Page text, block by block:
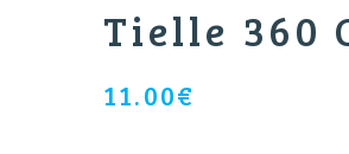
Tielle 360
11.00€